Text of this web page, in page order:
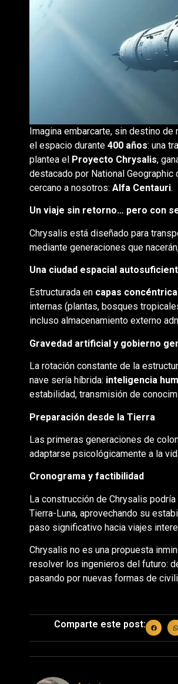
Imagina embarcarte, sin destino
el espacio durante 400 años: una
plantea el Proyecto Chrysalis,
destacado por National
cercano a nosotros: Alfa Centauri.
Un viaje sin retorno… pero con
Chrysalis está diseñado para
mediante generaciones que
Una ciudad espacial
Estructurada en capas
internas (plantas, bosques
incluso almacenamiento externo
Gravedad artificial y gobierno
La rotación constante de la
nave sería híbrida: inteligencia
estabilidad, transmisión de
Preparación desde la Tierra
Las primeras generaciones de
adaptarse psicológicamente a la
Cronograma y factibilidad
La construcción de Chrysalis
Tierra-Luna, aprovechando su
paso significativo hacia viajes
Chrysalis no es una propuesta
resolver los ingenieros del futuro:
pasando por nuevas formas de
Comparte este post: